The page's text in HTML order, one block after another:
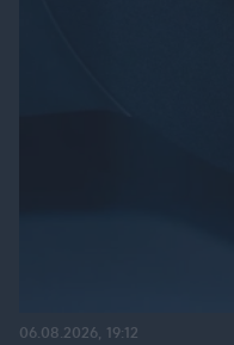
06.08.2026, 19:12